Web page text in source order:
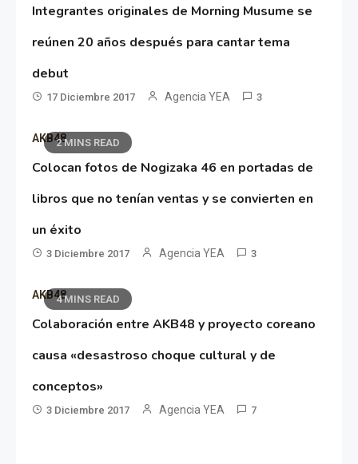
Integrantes originales de Morning Musume se
reúnen 20 años después para cantar tema
debut
17 Diciembre 2017 Agencia YEA 3
2 MINS READ
AKB48
Colocan fotos de Nogizaka 46 en portadas de
libros que no tenían ventas y se convierten en
un éxito
3 Diciembre 2017 Agencia YEA 3
4 MINS READ
AKB48
Colaboración entre AKB48 y proyecto coreano
causa «desastroso choque cultural y de
conceptos»
3 Diciembre 2017 Agencia YEA 7